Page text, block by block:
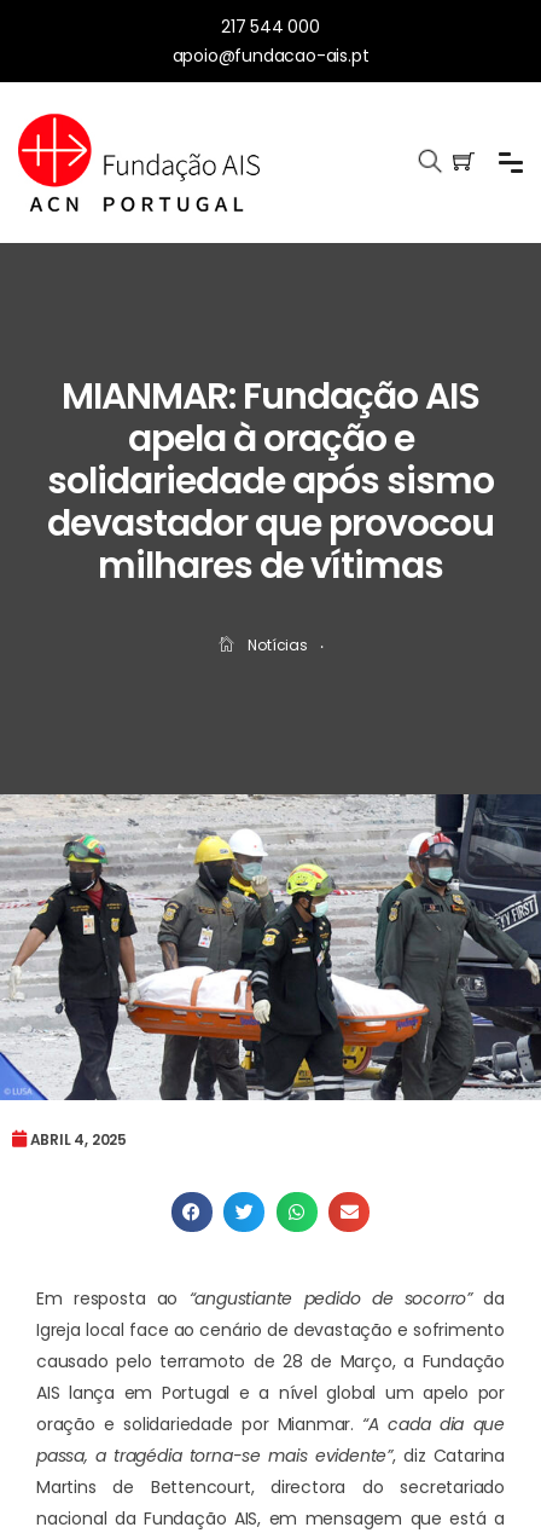
217 544 000
apoio@fundacao-ais.pt
MIANMAR: Fundação AIS
apela à oração e
solidariedade após sismo
devastador que provocou
milhares de vítimas
Notícias ‧
ABRIL 4, 2025
Em resposta ao “angustiante pedido de socorro”da
Igreja local face ao cenário de devastação e sofrimento
causado pelo terramoto de 28 de Março, a Fundação
AIS lança em Portugal e a nível global um apelo por
oração e solidariedade por Mianmar. “A cada dia que
passa, a tragédia torna-se mais evidente”, diz Catarina
Martins de Bettencourt, directora do secretariado
nacional da Fundação AIS, em mensagem que está a